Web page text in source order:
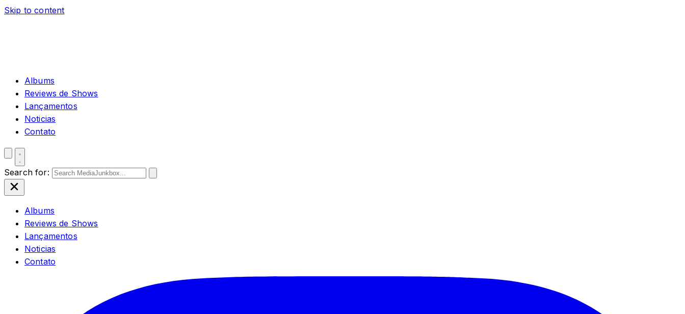
Skip to content
Albums
Reviews de Shows
Lançamentos
Noticias
Contato
Search for:
Albums
Reviews de Shows
Lançamentos
Noticias
Contato